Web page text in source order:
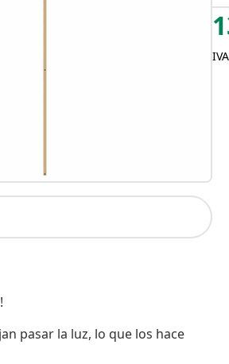
pasar la luz, lo que los hace